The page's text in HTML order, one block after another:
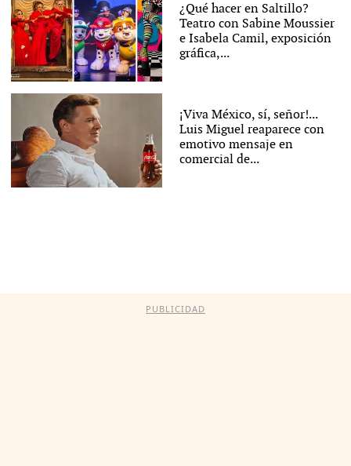
¿Qué hacer en Saltillo?
Teatro con Sabine Moussier
e Isabela Camil, exposición
gráfica,...
¡Viva México, sí, señor!...
Luis Miguel reaparece con
emotivo mensaje en
comercial de...
PUBLICIDAD